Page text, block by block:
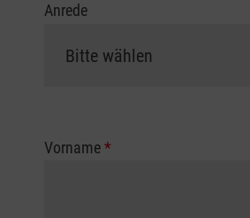
Anrede
Vorname*